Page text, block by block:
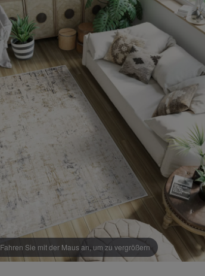
Fahren Sie mit der Maus an, um zu vergrößern